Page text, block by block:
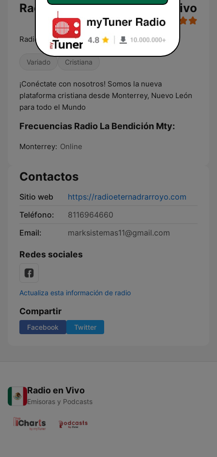
Radio La Bendición Mty en vivo
Radio Cristiana La Bendición - Monterrey
Variado Cristiana
¡Conéctate con nosotros! Somos la nueva
plataforma cristiana desde Monterrey, Nuevo León
para todo el Mundo
Frecuencias Radio La Bendición Mty:
Monterrey: Online
Contactos
Sitio web
https://radioeternadrarroyo.com
Teléfono:
8116964660
Email:
marksistemas11@gmail.com
Redes sociales
Actualiza esta información de radio
Compartir
Facebook Twitter
Radio en Vivo
Emisoras y Podcasts